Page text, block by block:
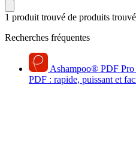
1 produit trouvé de produits
Recherches fréquentes
Ashampoo® PDF Pro
PDF : rapide, puissant et